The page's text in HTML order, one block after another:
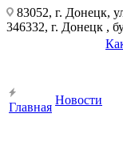
83052, г. Донецк,
346332, г. Донецк ,
Главная
Новости